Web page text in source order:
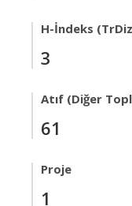
H-İndeks
3
Atıf (Diğer
61
Proje
1